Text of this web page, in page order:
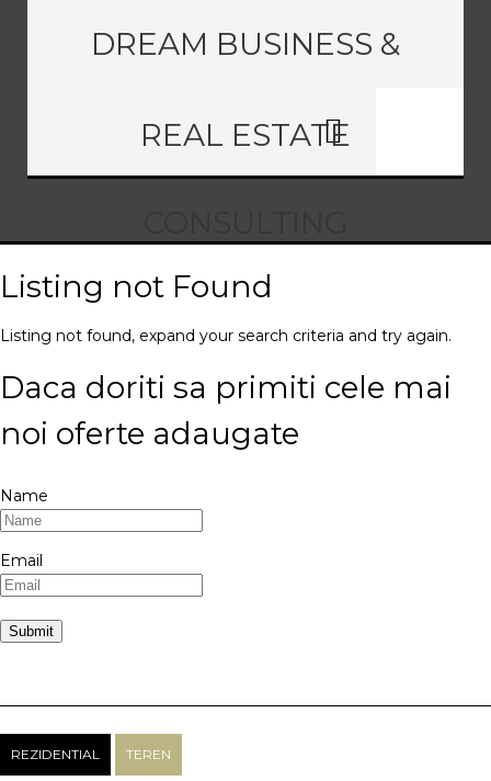
DREAM BUSINESS &
REAL ESTATE
Listing not Found
Listing not found, expand your search criteria and try again.
Daca doriti sa primiti cele mai
noi oferte adaugate
Name
Email
REZIDENTIAL TEREN